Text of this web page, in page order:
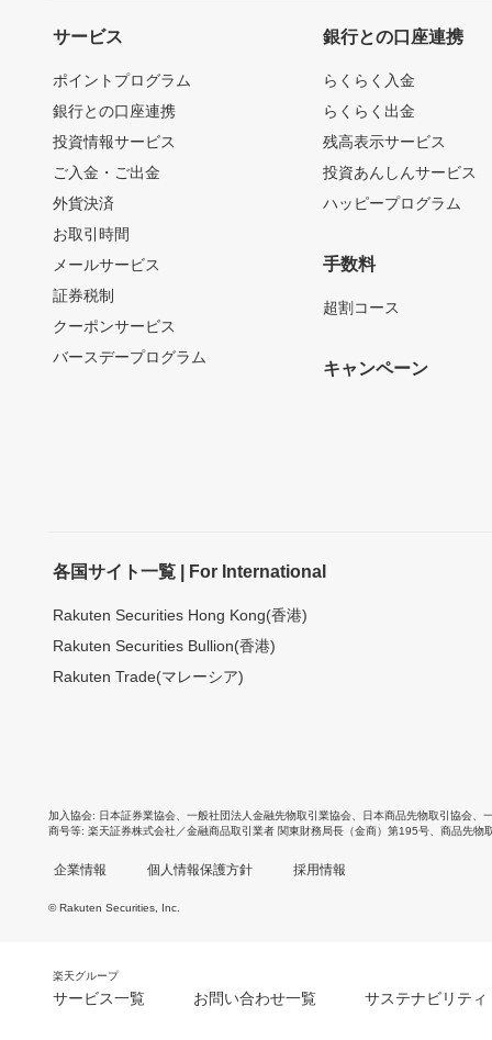
サービス
ポイントプログラム
銀行との口座連携
投資情報サービス
ご入金・ご出金
外貨決済
お取引時間
メールサービス
証券税制
クーポンサービス
バースデープログラム
銀行との口座連携
らくらく入金
らくらく出金
残高表示サービス
投資あんしんサービス
ハッピープログラム
手数料
超割コース
キャンペーン
各国サイト一覧 | For International
Rakuten Securities Hong Kong(香港)
Rakuten Securities Bullion(香港)
Rakuten Trade(マレーシア)
加入協会 日本証券業協会 一般社団法人金融先物取引業協会 日本商品先物取引協会
商号等 楽天証券株式会社／金融商品取引業者 関東財務局長（金商）第195号、商品先物
企業情報 個人情報保護方針 採用情報
© Rakuten Securities, Inc.
楽天グループ
サービス一覧 お問い合わせ一覧 サステナビリティ